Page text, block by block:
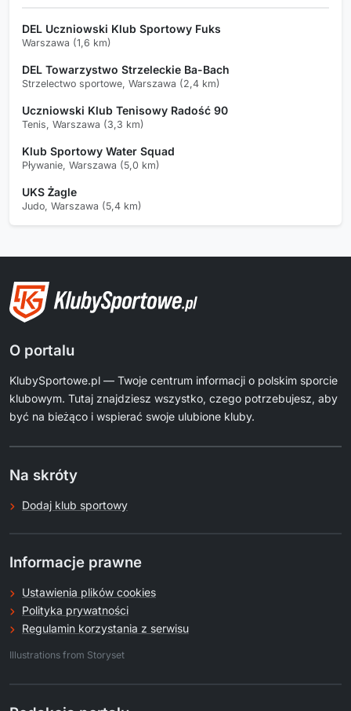
DEL Uczniowski Klub Sportowy Fuks
Warszawa (1,6 km)
DEL Towarzystwo Strzeleckie Ba-Bach
Strzelectwo sportowe, Warszawa (2,4 km)
Uczniowski Klub Tenisowy Radość 90
Tenis, Warszawa (3,3 km)
Klub Sportowy Water Squad
Pływanie, Warszawa (5,0 km)
UKS Żagle
Judo, Warszawa (5,4 km)
O portalu
KlubySportowe.pl — Twoje centrum informacji o polskim sporcie
klubowym. Tutaj znajdziesz wszystko, czego potrzebujesz, aby
być na bieżąco i wspierać swoje ulubione kluby.
Na skróty
Dodaj klub sportowy
Informacje prawne
Ustawienia plików cookies
Polityka prywatności
Regulamin korzystania z serwisu
Illustrations from Storyset